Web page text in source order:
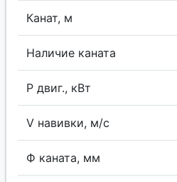
Канат, м
Наличие каната
P двиг., кВт
V навивки, м/с
Ф каната, мм